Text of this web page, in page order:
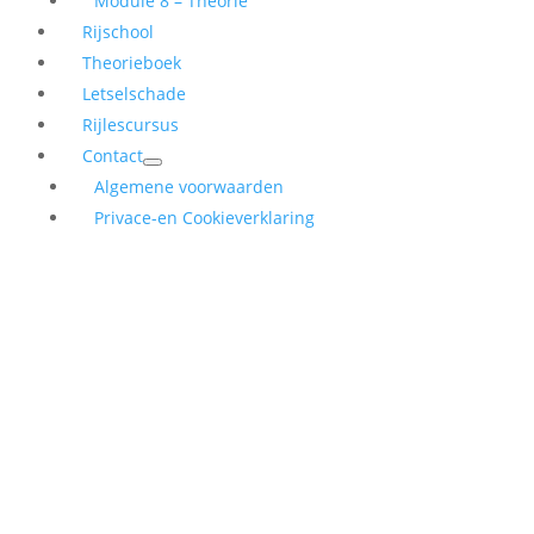
Rijschool
Theorieboek
Letselschade
Rijlescursus
Contact
Algemene voorwaarden
Privace-en Cookieverklaring